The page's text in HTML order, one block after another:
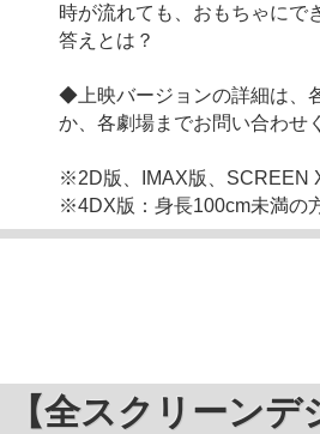
時が流れても、おもちゃに
答えとは？
◆上映バージョンの詳細は、
か、各劇場までお問い合わせ
※2D版、IMAX版、SCREEN
※4DX版：身長100cm未満の
【全スクリーン